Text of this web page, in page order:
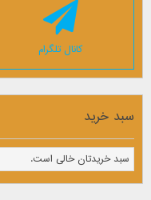
کانال تلگرام
سبد خرید
سبد خریدتان خالی است.